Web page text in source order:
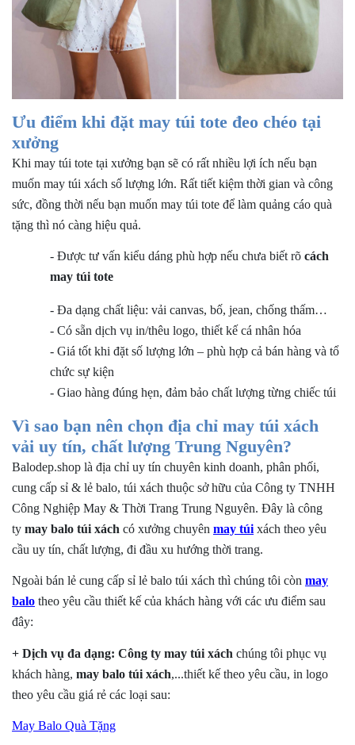
Ưu điểm khi đặt may túi tote đeo chéo tại
xưởng
Khi may túi tote tại xưởng bạn sẽ có rất nhiều lợi ích nếu bạn
muốn may túi xách số lượng lớn. Rất tiết kiệm thời gian và công
sức, đồng thời nếu bạn muốn may túi tote để làm quảng cáo quà
tặng thì nó càng hiệu quả.
- Được tư vấn kiểu dáng phù hợp nếu chưa biết rõ cách
may túi tote
- Đa dạng chất liệu: vải canvas, bố, jean, chống thấm…
- Có sẵn dịch vụ in/thêu logo, thiết kế cá nhân hóa
- Giá tốt khi đặt số lượng lớn – phù hợp cả bán hàng và tổ
chức sự kiện
- Giao hàng đúng hẹn, đảm bảo chất lượng từng chiếc túi
Vì sao bạn nên chọn địa chỉ may túi xách
vải uy tín, chất lượng Trung Nguyên?
Balodep.shop là địa chỉ uy tín chuyên kinh doanh, phân phối,
cung cấp sỉ & lẻ balo, túi xách thuộc sở hữu của Công ty TNHH
Công Nghiệp May & Thời Trang Trung Nguyên. Đây là công
ty may balo túi xách có xưởng chuyên may túi xách theo yêu
cầu uy tín, chất lượng, đi đầu xu hướng thời trang.
Ngoài bán lẻ cung cấp sỉ lẻ balo túi xách thì chúng tôi còn may
balo theo yêu cầu thiết kế của khách hàng với các ưu điểm sau
đây:
+ Dịch vụ đa dạng: Công ty may túi xách chúng tôi phục vụ
khách hàng, may balo túi xách,...thiết kế theo yêu cầu, in logo
theo yêu cầu giá rẻ các loại sau:
May Balo Quà Tặng